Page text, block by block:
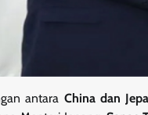
antara China dan